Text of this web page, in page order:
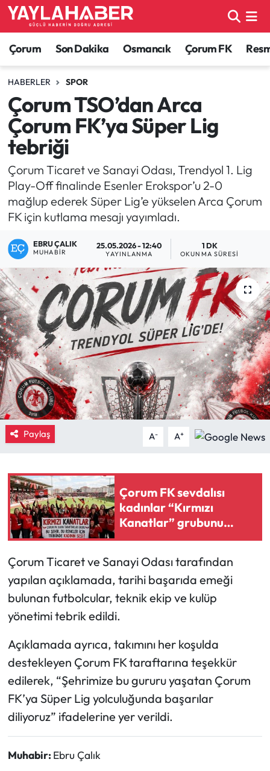
Çorum Son Dakika Osmancık Çorum FK
HABERLER SPOR
Çorum TSO’dan Arca
Çorum FK’ya Süper Lig
tebriği
Çorum Ticaret ve Sanayi Odası, Trendyol 1. Lig
Play-Off finalinde Esenler Erokspor’u 2-0
mağlup ederek Süper Lig’e yükselen Arca Çorum
FK için kutlama mesajı yayımladı.
EBRU ÇALIK
MUHABIR
25.05.2026 - 12:40
YAYINLANMA
1 DK
OKUNMA SÜRESI
Paylaş A- A+
Çorum FK sevdalısı
kadınlar “Kırmızı
Kanatlar” grubunu
kurdu
Çorum Ticaret ve Sanayi Odası tarafından
yapılan açıklamada, tarihi başarıda emeği
bulunan futbolcular, teknik ekip ve kulüp
yönetimi tebrik edildi.
Açıklamada ayrıca, takımını her koşulda
destekleyen Çorum FK taraftarına teşekkür
edilerek, “Şehrimize bu gururu yaşatan Çorum
FK’ya Süper Lig yolculuğunda başarılar
diliyoruz” ifadelerine yer verildi.
Muhabir: Ebru Çalık
Alaca Haberleri
Bayat Haberleri
Bilgi - Keşfet Haberleri
Bilim ve Teknoloji
Boğazkale Haberleri
Çorum Haberleri
Eğitim
Ekonomi
Güncel
İskilip Haberleri
Kargı Haberleri
Kimdir?
Kültür Sanat
Laçin Haberleri
Magazin
Mecitözü Haberleri
Oğuzlar Haberleri
Osmancık Haberleri
Otomotiv
Resmi İlan
Resmi Reklam
Çorum Nöbetçi Eczaneler
Çorum Hava Durumu
Çorum Namaz Vakitleri
Çorum Trafik Yoğunluk Haritası
TFF 1.Lig Puan Durumu ve Fikstür
Tüm Manşetler